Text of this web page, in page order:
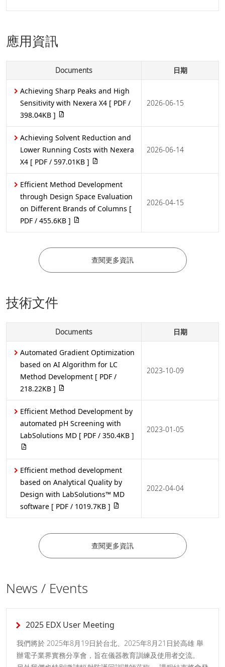
應用資訊
Documents 日期
Achieving Sharp Peaks and High
Sensitivity with Nexera X4 [ PDF /
398.04KB ]
2026-06-15
Achieving Solvent Reduction and
Lower Running Costs with Nexera
X4 [ PDF / 597.01KB ]
2026-06-14
Efficient Method Development
through Design Space Evaluation
on Different Brands of Columns [
PDF / 455.6KB ]
2026-04-15
查閱更多資訊
技術文件
Documents 日期
Automated Gradient Optimization
based on AI Algorithm for LC
Method Development [ PDF /
218.22KB ]
2023-10-09
Efficient Method Development by
automated pH Screening with
LabSolutions MD [ PDF / 350.4KB ]
2023-01-05
Efficient method development
based on Analytical Quality by
Design with LabSolutions™ MD
software [ PDF / 1019.7KB ]
2022-04-04
查閱更多資訊
News / Events
2025 EDX User Meeting
我們將於 2025年8月19日於台北、2025年8月21日於高雄 舉
辦電子業界實務分享會，旨在儀器教育訓練及使用者交流。